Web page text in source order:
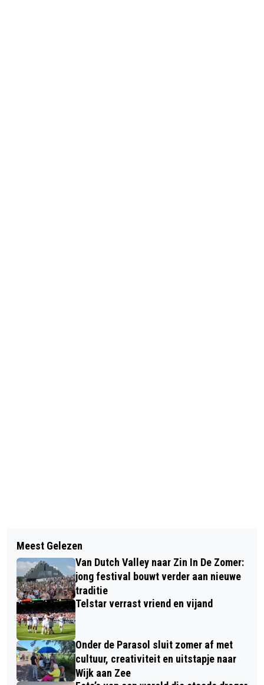
VERMISTE EN GEVONDEN DIEREN
DIERENAMBULANCE KENNEMERLAND
EN AMIVEDI 30/9/2024
HERFSTMARKT ÉN RONDLEIDING BIJ
KASTEELTUIN ASSUMBURG
Meest Gelezen
Van Dutch Valley naar Zin In De Zomer:
jong festival bouwt verder aan nieuwe
traditie
Telstar verrast vriend en vijand
Onder de Parasol sluit zomer af met
cultuur, creativiteit en uitstapje naar
Wijk aan Zee